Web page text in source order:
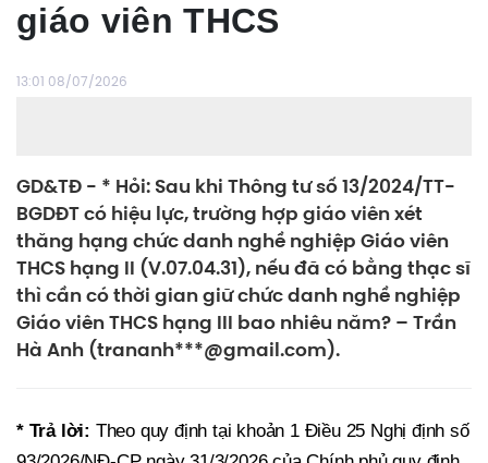
giáo viên THCS
13:01 08/07/2026
GD&TĐ - * Hỏi: Sau khi Thông tư số 13/2024/TT-
BGDĐT có hiệu lực, trường hợp giáo viên xét
thăng hạng chức danh nghề nghiệp Giáo viên
THCS hạng II (V.07.04.31), nếu đã có bằng thạc sĩ
thì cần có thời gian giữ chức danh nghề nghiệp
Giáo viên THCS hạng III bao nhiêu năm? – Trần
Hà Anh (trananh***@gmail.com).
* Trả lời: Theo quy định tại khoản 1 Điều 25 Nghị định số